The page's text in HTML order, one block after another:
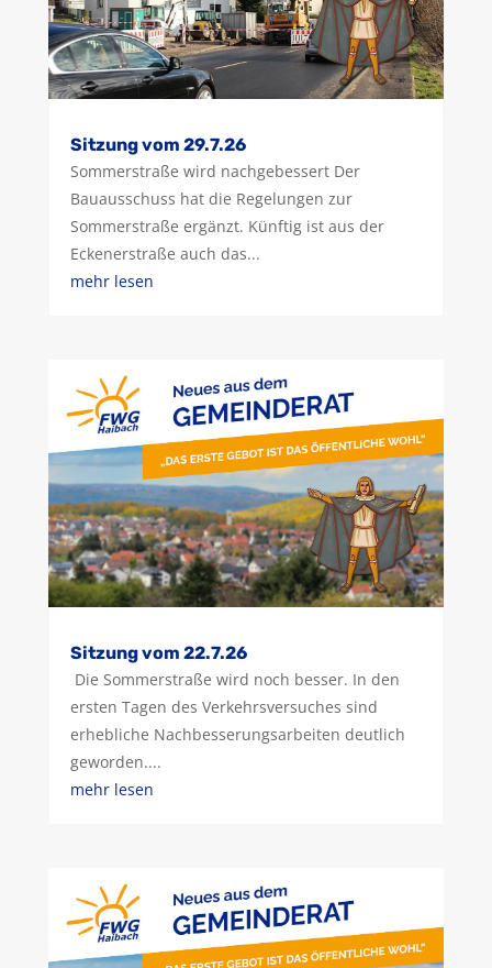
Sitzung vom 29.7.26
Sommerstraße wird nachgebessert Der
Bauausschuss hat die Regelungen zur
Sommerstraße ergänzt. Künftig ist aus der
Eckenerstraße auch das...
mehr lesen
Sitzung vom 22.7.26
Die Sommerstraße wird noch besser. In den
ersten Tagen des Verkehrsversuches sind
erhebliche Nachbesserungsarbeiten deutlich
geworden....
mehr lesen